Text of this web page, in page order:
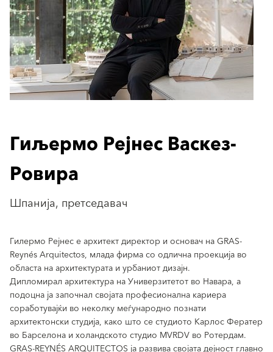
Гиљермо Рејнес Васкез-
Ровира
Шпанија, претседавач
Гилермо Рејнес е архитект директор и основач на GRAS-
Reynés Arquitectos, млада фирма со одлична проекција во
областа на архитектурата и урбаниот дизајн.
Дипломирал архитектура на Универзитетот во Навара, а
подоцна ја започнал својата професионална кариера
соработувајќи во неколку меѓународно познати
архитектонски студија, како што се студиото Карлос Фератер
во Барселона и холандското студио MVRDV во Ротердам.
GRAS-REYNÉS ARQUITECTOS ја развива својата дејност главно